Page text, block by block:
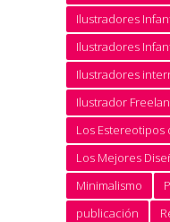
Ilustradores
Ilustradores
Ilustradores
Ilustrador
Los Estereotipos
Los Mejores
Minimalismo
publicación